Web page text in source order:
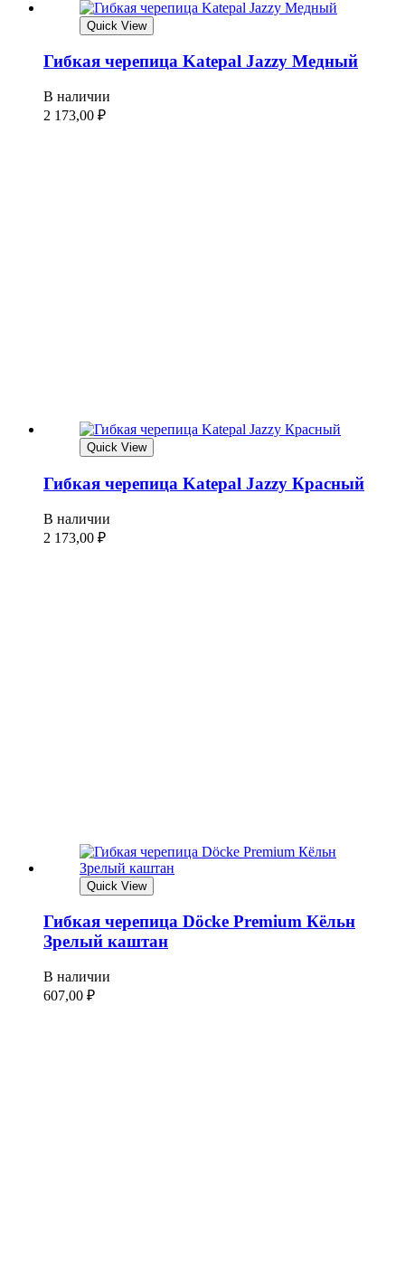
Quick View
Гибкая черепица Katepal Jazzy Медный
В наличии
2 173,00 ₽
Quick View
Гибкая черепица Katepal Jazzy Красный
В наличии
2 173,00 ₽
Quick View
Гибкая черепица Döcke Premium Кёльн
Зрелый каштан
В наличии
607,00 ₽